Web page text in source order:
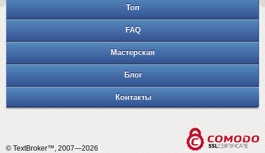
Топ
FAQ
Мастерская
Блог
Контакты
© TextBroker™, 2007—2026